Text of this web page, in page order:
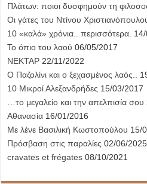
Πλάτων: ποιοι δυσφημούν τη
Οι γάτες του Ντίνου
10 «καλά» χρόνια.. περισσότερα.
Το όπιο του λαού 06/05/2017
ΝΕΚΤΑΡ 22/11/2022
Ο Παζολίνι και ο ξεχασμένος λαός..
10 Μικροί Αλεξανδρήδες 15/03/2017
…το μεγαλείο και την απελπισία σου
Αθανασία 16/01/2016
Με λένε Βασιλική Κωστοπούλου 15/
Πρόσβαση στις παραλίες 02/06/2025
cravates et frégates 08/10/2021